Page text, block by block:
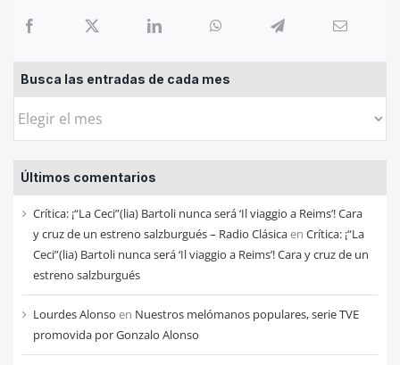
Busca las entradas de cada mes
Busca
entradas
de
cada
mes
Últimos comentarios
Crítica: ¡“La Ceci”(lia) Bartoli nunca será ‘Il viaggio a Reims’! Cara
y cruz de un estreno salzburgués – Radio Clásicaen Crítica: ¡“La
Ceci”(lia) Bartoli nunca será ‘Il viaggio a Reims’! Cara y cruz de un
estreno salzburgués
Lourdes Alonso en Nuestros melómanos populares, serie TVE
promovida por Gonzalo Alonso